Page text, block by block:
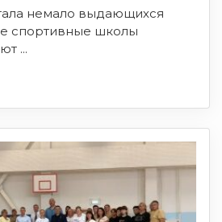
немало выдающихся
спортивные школы
...